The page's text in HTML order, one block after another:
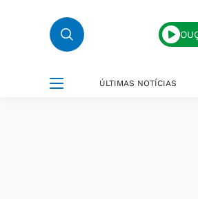
ÚLTIMAS NOTÍCIAS